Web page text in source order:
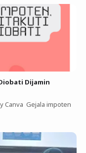
Dijamin
Canva Gejala impoten